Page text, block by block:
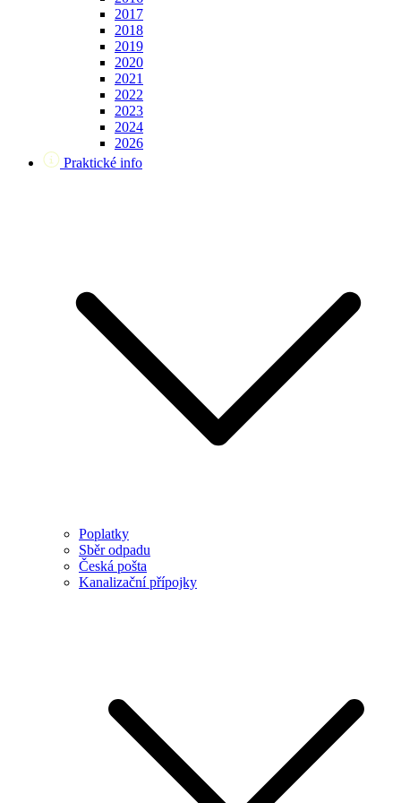
2017
2018
2019
2020
2021
2022
2023
2024
2026
Praktické info
Poplatky
Sběr odpadu
Česká pošta
Kanalizační přípojky